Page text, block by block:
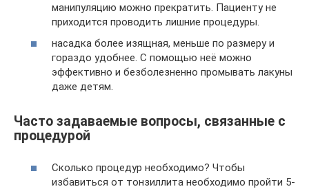
манипуляцию можно прекратить. Пациенту не
приходится проводить лишние процедуры.
насадка более изящная, меньше по размеру и
гораздо удобнее. С помощью неё можно
эффективно и безболезненно промывать лакуны
даже детям.
Часто задаваемые вопросы, связанные с
процедурой
Сколько процедур необходимо? Чтобы
избавиться от тонзиллита необходимо пройти 5-